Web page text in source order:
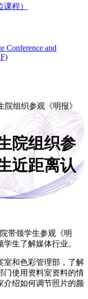
程）
Conference and
组织参观《明报》
院组织参
近距离认
带领学生参观《明
生了解媒体行业。
室和色彩管理部，了解
门使用资料室资料的情
介绍如何调节照片的颜